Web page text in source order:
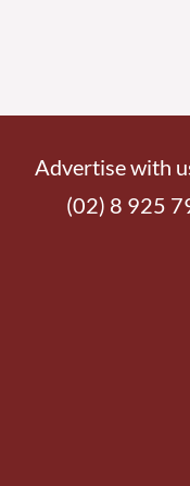
Advertise with
(02) 8 925